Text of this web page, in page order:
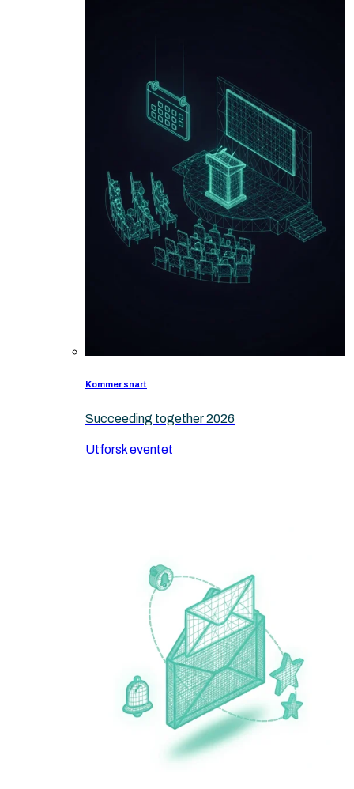
Kommer snart
Succeeding together 2026
Utforsk eventet